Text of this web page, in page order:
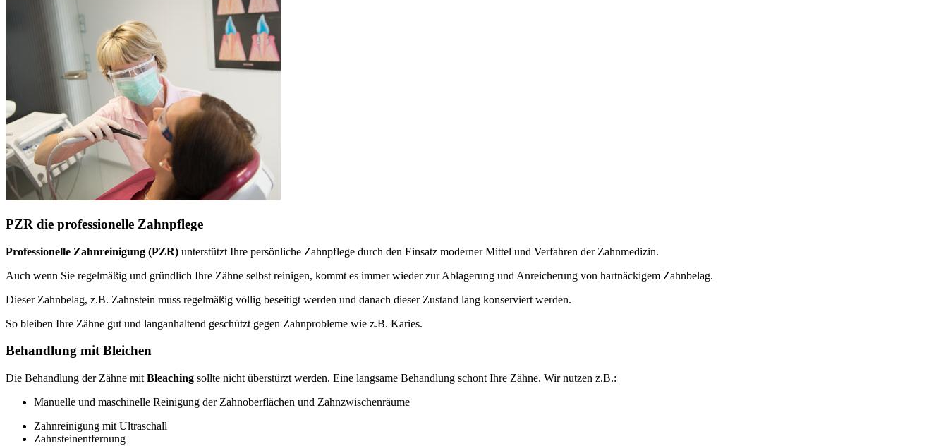
PZR die professionelle Zahnpflege
Professionelle Zahnreinigung (PZR) unterstützt Ihre persönliche Zahnpflege durch den Einsatz moderner Mittel und Verfahren der Zahnmedizin.
Auch wenn Sie regelmäßig und gründlich Ihre Zähne selbst reinigen, kommt es immer wieder zur Ablagerung und Anreicherung von hartnäckigem Zahnbelag.
Dieser Zahnbelag, z.B. Zahnstein muss regelmäßig völlig beseitigt werden und danach dieser Zustand lang konserviert werden.
So bleiben Ihre Zähne gut und langanhaltend geschützt gegen Zahnprobleme wie z.B. Karies.
Behandlung mit Bleichen
Die Behandlung der Zähne mit Bleaching sollte nicht überstürzt werden. Eine langsame Behandlung schont Ihre Zähne. Wir nutzen z.B.:
Manuelle und maschinelle Reinigung der Zahnoberflächen und Zahnzwischenräume
Zahnreinigung mit Ultraschall
Zahnsteinentfernung